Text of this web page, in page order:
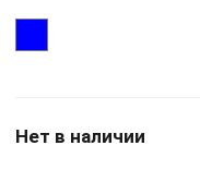
Нет в наличии